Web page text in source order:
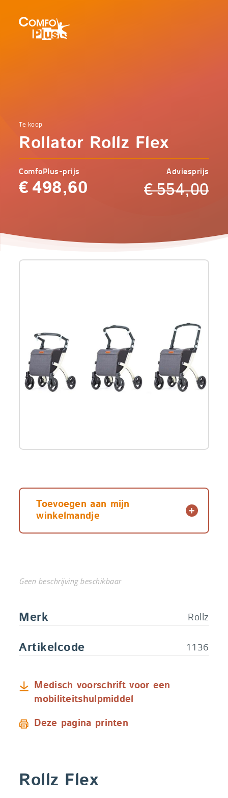
Home
Mobiliteit
Flex
Comfoplus
-
Te koop
Rollator Rollz Flex
ComfoPlus-prijs
€ 498,60
Adviesprijs
€554,00
navigatieComfoPlus
Product
Rollz
Flex
Toevoegen aan mijn
winkelmandje
Geen beschrijving beschikbaar
Merk Rollz
Artikelcode 1136
Medisch voorschrift voor een
mobiliteitshulpmiddel
Deze pagina printen
Rollz Flex